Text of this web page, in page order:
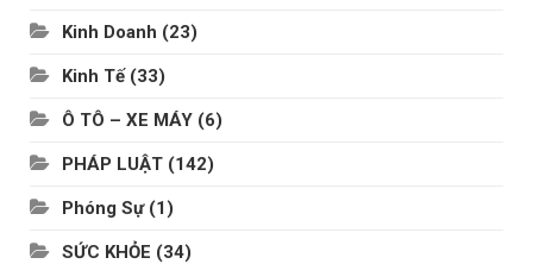
Kinh Doanh (23)
Kinh Tế(33)
Ô TÔ – XE MÁY (6)
PHÁP LUẬT (142)
Phóng Sự(1)
SỨC KHỎE (34)